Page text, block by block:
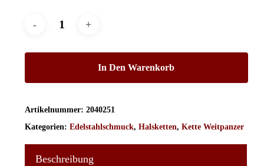
In Den Warenkorb
Artikelnummer: 2040251
Kategorien: Edelstahlschmuck, Halsketten, Kette Weitpanzer
Beschreibung